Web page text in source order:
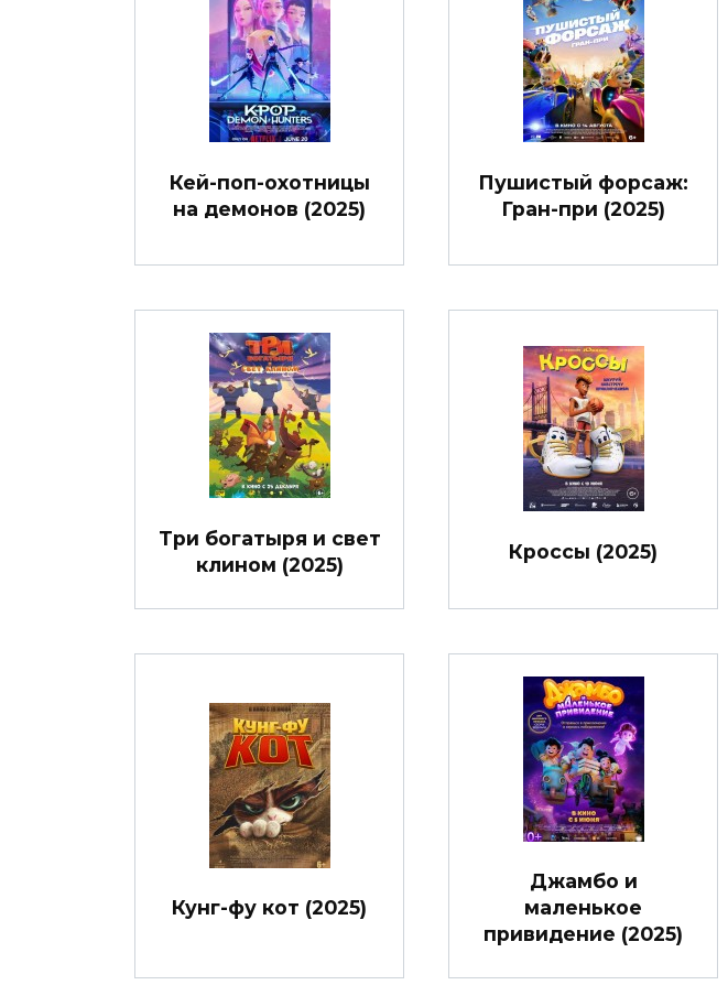
Кей-поп-охотницы
на демонов (2025)
Пушистый форсаж:
Гран-при (2025)
Три богатыря и свет
клином (2025)
Кроссы (2025)
Кунг-фу кот (2025)
Джамбо и
маленькое
привидение (2025)